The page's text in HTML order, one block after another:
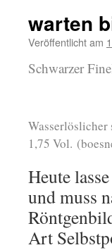
warten
Veröffentlicht am
Schwarzer
1,75 Vol.
Heute
und muss
Art